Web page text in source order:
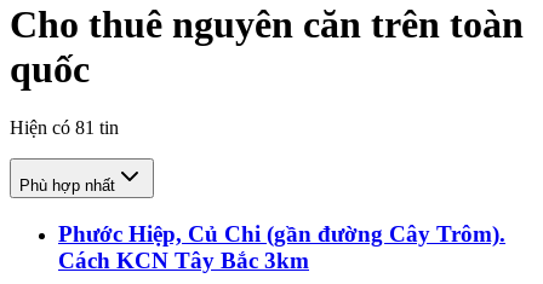
Cho thuê nguyên căn trên toàn
quốc
Hiện có 81 tin
Phù hợp nhất
Phước Hiệp, Củ Chi (gần đường Cây Trôm).
Cách KCN Tây Bắc 3km